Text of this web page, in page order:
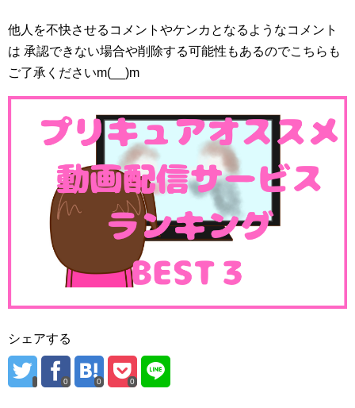
11月19日第40話「レッツラ・おきがえ！スイー
ツキャッスルできあがり！」
この時期に新アイテムなんて登場するのかな？なんて思っ
ていたら、ちゃんとおもちゃになってました(;´∀｀)
アニマルスイーツなのでそんなに大きくないみたいです
ね。これを使って新スタイル・アラモードスタイルに変身
他人を不快させるコメントやケンカとなるようなコメント
は 承認できない場合や削除する可能性もあるのでこちらも
ご了承くださいm(__)m
シェアする
0 0 0